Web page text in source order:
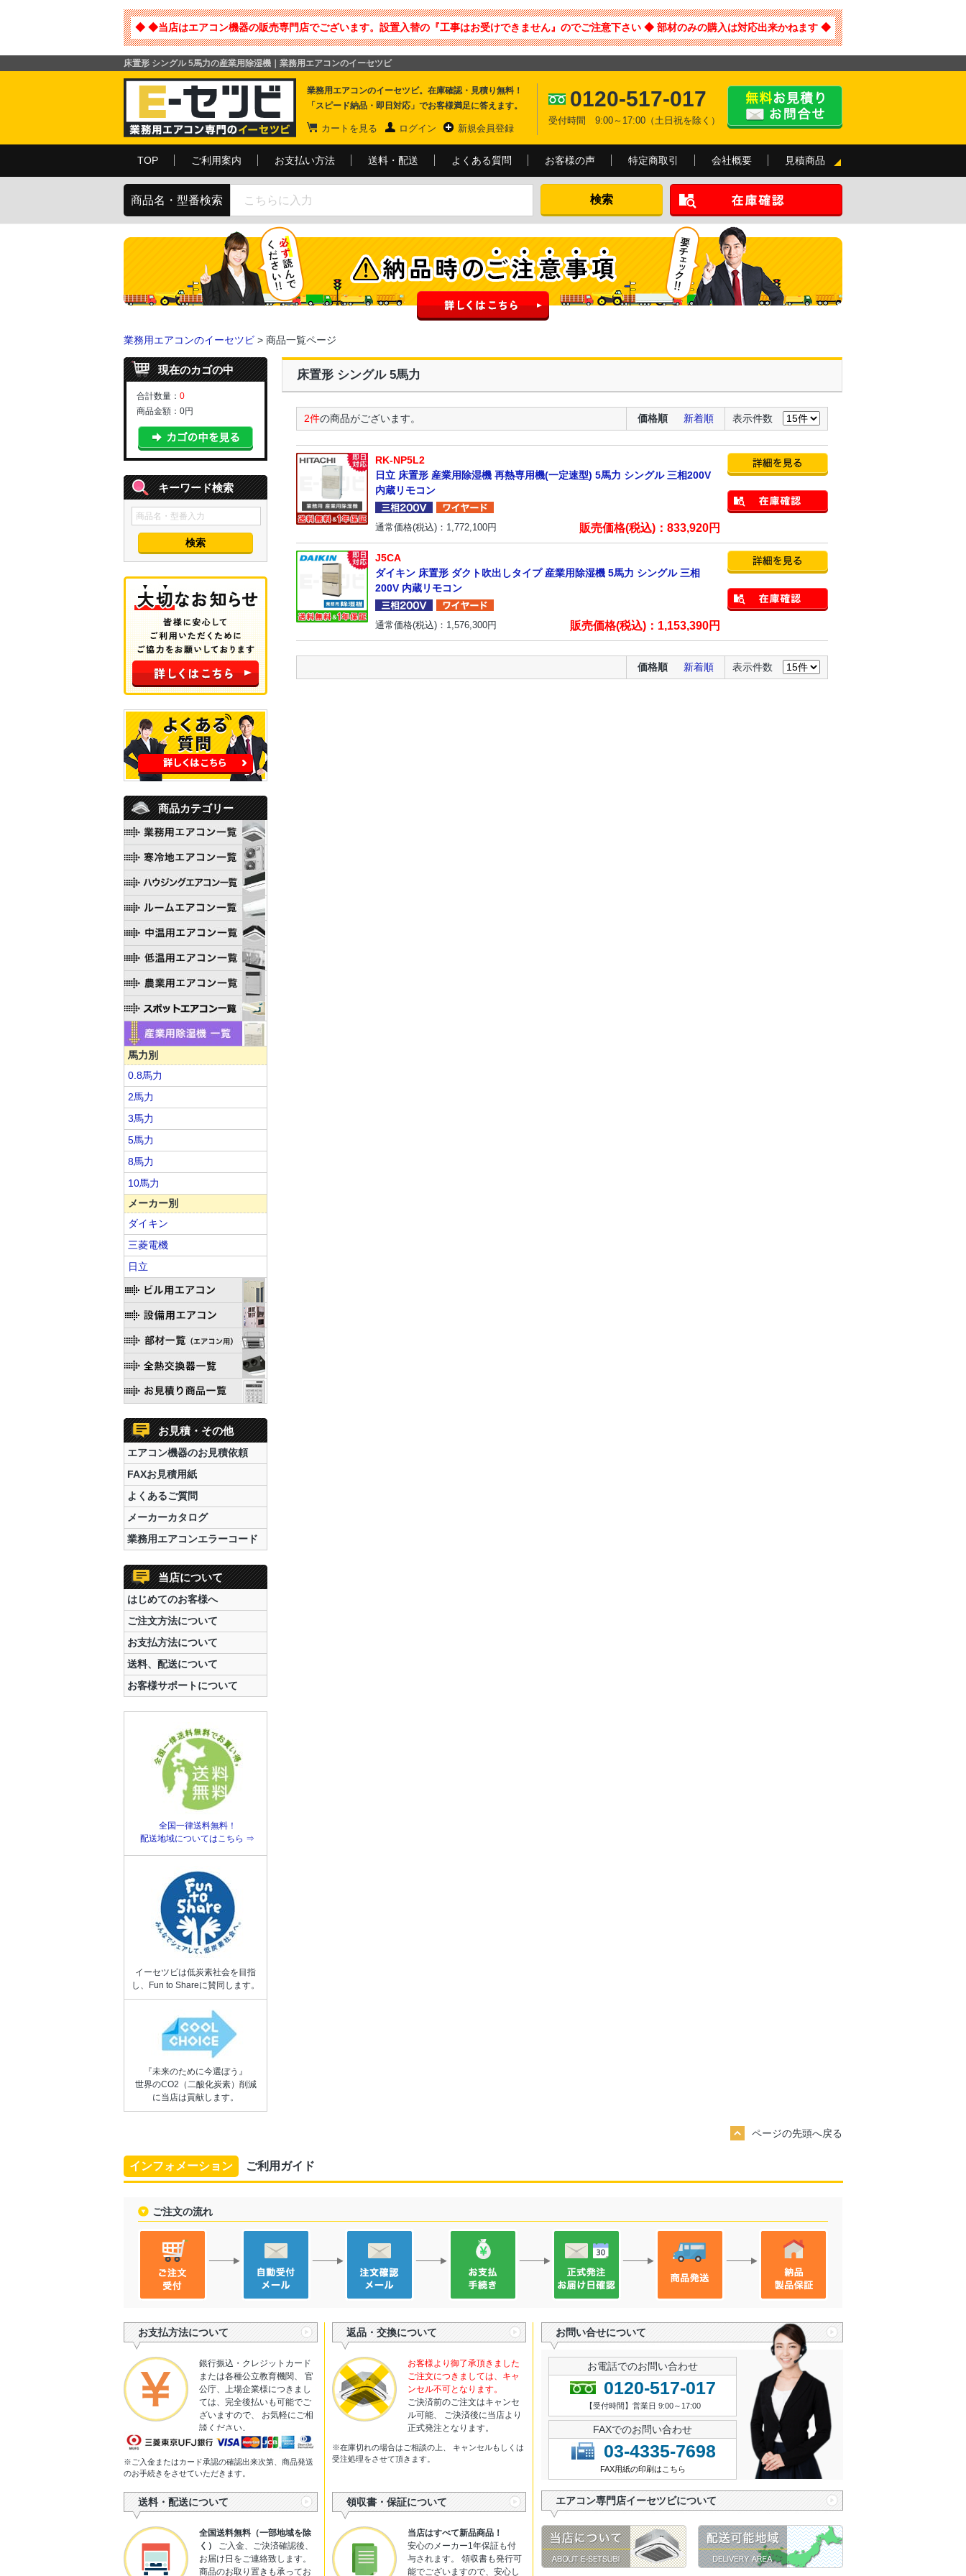
◆ ◆当店はエアコン機器の販売専門店でございます。設置入替の『工事はお受けできません』のでご注意下さい ◆ 部材のみの購入は対応出来かねます ◆
床置形 シングル 5馬力の産業用除湿機｜業務用エアコンのイーセツビ
業務用エアコンのイーセツビ。在庫確認・見積り無料！
「スピード納品・即日対応」でお客様満足に答えます。
カートを見る ログイン 新規会員登録
0120-517-017
受付時間 9:00～17:00（土日祝を除く）
TOP ご利用案内 お支払い方法 送料・配送 よくある質問 お客様の声 特定商取引 会社概要 見積商品
商品名・型番検索
業務用エアコンのイーセツビ > 商品一覧ページ
床置形 シングル 5馬力
2件の商品がございます。 表示件数
価格順 新着順
RK-NP5L2
日立 床置形 産業用除湿機 再熱専用機(一定速型) 5馬力 シングル 三相200V
内蔵リモコン
通常価格(税込)： 1,772,100円 販売価格(税込)： 833,920円
J5CA
ダイキン 床置形 ダクト吹出しタイプ 産業用除湿機 5馬力 シングル 三相
200V 内蔵リモコン
通常価格(税込)： 1,576,300円 販売価格(税込)： 1,153,390円
表示件数
価格順 新着順
現在のカゴの中
合計数量： 0
商品金額： 0円
キーワード検索
商品カテゴリー
馬力別
0.8馬力
2馬力
3馬力
5馬力
8馬力
10馬力
メーカー別
ダイキン
三菱電機
日立
お見積・その他
エアコン機器のお見積依頼
FAXお見積用紙
よくあるご質問
メーカーカタログ
業務用エアコンエラーコード
当店について
はじめてのお客様へ
ご注文方法について
お支払方法について
送料、配送について
お客様サポートについて
全国一律送料無料！
配送地域についてはこちら ⇒
イーセツビは低炭素社会を目指
し、Fun to Shareに賛同します。
『未来のために今選ぼう』
世界のCO2（二酸化炭素）削減
に当店は貢献します。
ページの先頭へ戻る
インフォメーション ご利用ガイド
ご注文の流れ
お支払方法について
銀行振込・クレジットカード
または各種公立教育機関、 官
公庁、上場企業様につきまし
ては、完全後払いも可能でご
ざいますので、 お気軽にご相
談ください。
※ご入金またはカード承認の確認出来次第、商品発送
のお手続きをさせていただきます。
送料・配送について
全国送料無料（一部地域を除
く）
ご入金、ご決済確認後、
お届け日をご連絡致します。
商品のお取り置きも承ってお
返品・交換について
お客様より御了承頂きました
ご注文につきましては、キャ
ンセル不可となります。
ご決済前のご注文はキャンセ
ル可能、 ご決済後に当店より
正式発注となります。
※在庫切れの場合はご相談の上、 キャンセルもしくは
受注処理をさせて頂きます。
領収書・保証について
当店はすべて新品商品！
安心のメーカー1年保証も付
与されます。 領収書も発行可
能でございますので、安心し
お問い合せについて
お電話でのお問い合わせ
0120-517-017
【受付時間】営業日 9:00～17:00
FAXでのお問い合わせ
03-4335-7698
FAX用紙の印刷はこちら
エアコン専門店イーセツビについて